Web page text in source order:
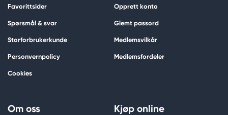
Favorittsider
Spørsmål & svar
Storforbrukerkunde
Personvernpolicy
Cookies
Opprett konto
Glemt passord
Medlemsvilkår
Medlemsfordeler
Om oss Kjøp online